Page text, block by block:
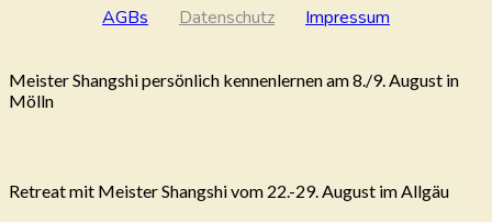
AGBs Datenschutz Impressum
Meister Shangshi persönlich kennenlernen am 8./9. August in
Mölln
Retreat mit Meister Shangshi vom 22.-29. August im Allgäu